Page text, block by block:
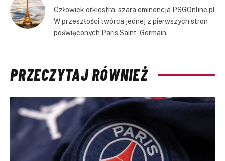
Człowiek orkiestra, szara eminencja PSGOnline.pl
W przeszłości twórca jednej z pierwszych stron
poświęconych Paris Saint-Germain.
PRZECZYTAJ RÓWNIEŻ